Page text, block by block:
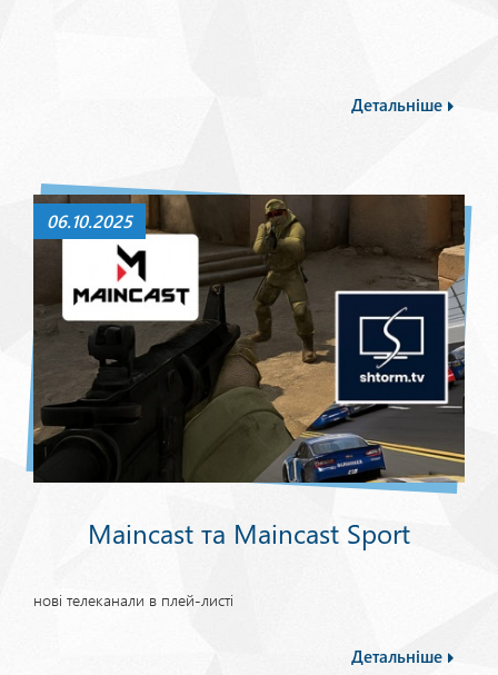
Детальніше
06.10.2025
Maincast та Maincast Sport
нові телеканали в плей-листі
Детальніше